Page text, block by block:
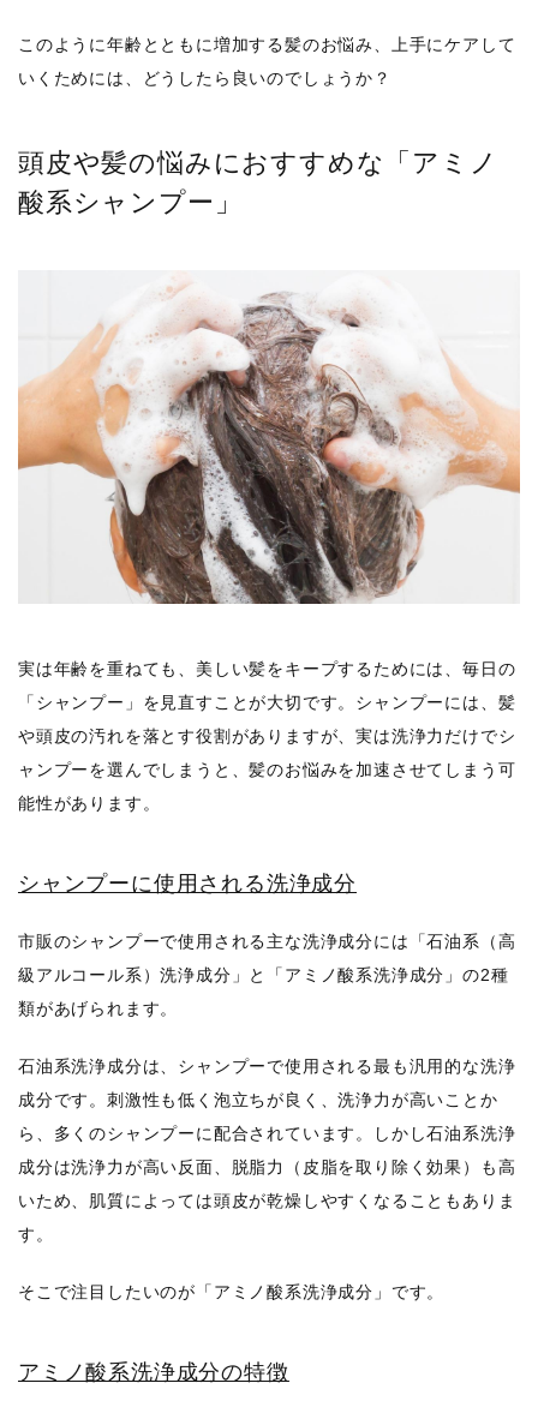
このように年齢とともに増加する髪のお悩み、上手にケアして
いくためには、どうしたら良いのでしょうか？
頭皮や髪の悩みにおすすめな「アミノ
酸系シャンプー」
実は年齢を重ねても、美しい髪をキープするためには、毎日の
「シャンプー」を見直すことが大切です。シャンプーには、髪
や頭皮の汚れを落とす役割がありますが、実は洗浄力だけでシ
ャンプーを選んでしまうと、髪のお悩みを加速させてしまう可
能性があります。
シャンプーに使用される洗浄成分
市販のシャンプーで使用される主な洗浄成分には「石油系（高
級アルコール系）洗浄成分」と「アミノ酸系洗浄成分」の2種
類があげられます。
石油系洗浄成分は、シャンプーで使用される最も汎用的な洗浄
成分です。刺激性も低く泡立ちが良く、洗浄力が高いことか
ら、多くのシャンプーに配合されています。しかし石油系洗浄
成分は洗浄力が高い反面、脱脂力（皮脂を取り除く効果）も高
いため、肌質によっては頭皮が乾燥しやすくなることもありま
す。
そこで注目したいのが「アミノ酸系洗浄成分」です。
アミノ酸系洗浄成分の特徴